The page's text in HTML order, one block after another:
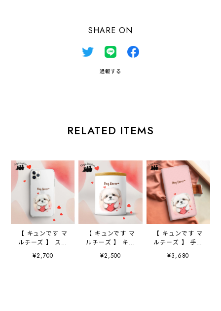
SHARE ON
通報する
RELATED ITEMS
【 キュンです マ
ルチーズ 】 スマ
ホケース クリア
ソフトケース
¥2,700
【 キュンです マ
ルチーズ 】 キャ
ニスター 保存容
器 お家用 プレ
¥2,500
【 キュンです マ
ルチーズ 】 手帳
スマホケース
犬 うちの子 プ
¥3,680